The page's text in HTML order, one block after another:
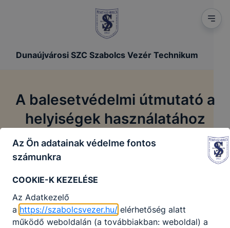
Dunaújvárosi SZC Szabolcs Vezér Technikum
A balesetvédelmi útmutató a
helyiségek használatához
Főoldal /
A balesetvédelmi útmutató a helyiségek
A balesetvédelmi útmutató a
helyiségek használatához
Az Ön adatainak védelme fontos
számunkra
COOKIE-K KEZELÉSE
Az Adatkezelő
a https://szabolcsvezer.hu/ elérhetőség alatt
működő weboldalán (a továbbiakban: weboldal) a